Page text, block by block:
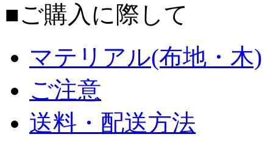
■ご購入に際して
マテリアル(布地・木)
ご注意
送料・配送方法